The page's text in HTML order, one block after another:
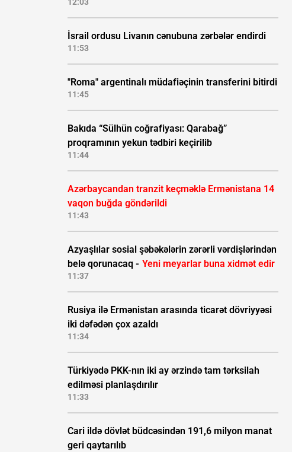
12:03
İsrail ordusu Livanın cənubuna zərbələr endirdi
11:53
"Roma" argentinalı müdafiəçinin transferini bitirdi
11:45
Bakıda “Sülhün coğrafiyası: Qarabağ”
proqramının yekun tədbiri keçirilib
11:44
Azərbaycandan tranzit keçməklə Ermənistana 14
vaqon buğda göndərildi
11:43
Azyaşlılar sosial şəbəkələrin zərərli vərdişlərindən
belə qorunacaq - Yeni meyarlar buna xidmət edir
11:37
Rusiya ilə Ermənistan arasında ticarət dövriyyəsi
iki dəfədən çox azaldı
11:34
Türkiyədə PKK-nın iki ay ərzində tam tərksilah
edilməsi planlaşdırılır
11:33
Cari ildə dövlət büdcəsindən 191,6 milyon manat
geri qaytarılıb